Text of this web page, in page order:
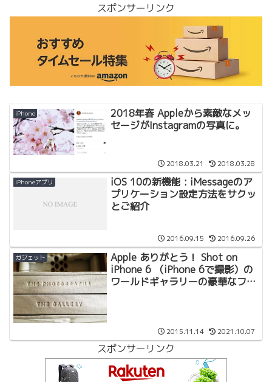
スポンサーリンク
iPhone
2018年春 Appleから素敵なメッ
セージがInstagramの写真に。
2018.03.21 2018.03.28
iPhoneアプリ
iOS 10の新機能 : iMessageのア
プリケーション設定方法をサクッ
とご紹介
2016.09.15 2016.09.26
ガジェット
Apple ありがとう！ Shot on
iPhone 6 （iPhone 6で撮影）の
ワールドギャラリーの豪華なフォ
2015.11.14 2021.10.07
スポンサーリンク